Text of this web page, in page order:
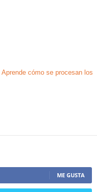
Aprende cómo se procesan los
ME GUSTA